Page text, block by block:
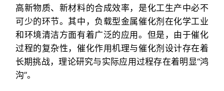
高新物质、新材料的合成效率，是化工生产中必不
可少的环节。其中，负载型金属催化剂在化学工业
和环境清洁方面有着广泛的应用。但是，由于催化
过程的复杂性，催化作用机理与催化剂设计存在着
长期挑战，理论研究与实际应用过程存在着明显“鸿
沟”。